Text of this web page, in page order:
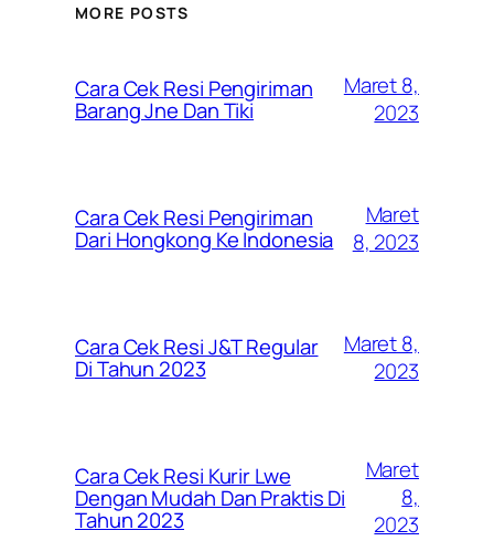
MORE POSTS
Cara Cek Resi Pengiriman
Barang Jne Dan Tiki
Maret 8,
2023
Cara Cek Resi Pengiriman
Dari Hongkong Ke Indonesia
Maret
8, 2023
Cara Cek Resi J&T Regular
Di Tahun 2023
Maret 8,
2023
Cara Cek Resi Kurir Lwe
Dengan Mudah Dan Praktis Di
Tahun 2023
Maret
8,
2023